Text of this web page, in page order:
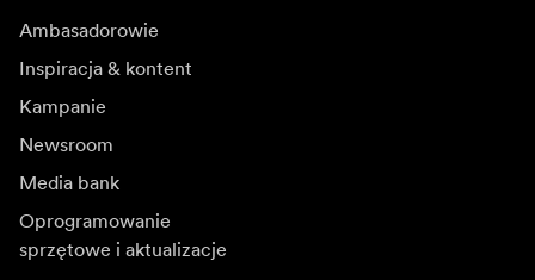
Ambasadorowie
Inspiracja & kontent
Kampanie
Newsroom
Media bank
Oprogramowanie
sprzętowe i aktualizacje